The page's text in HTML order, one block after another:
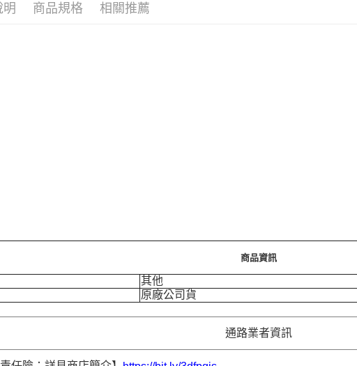
明 商品規格 相關推薦
商品資訊
其他
原廠公司貨
通路業者資訊